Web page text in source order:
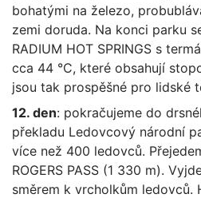
bohatými na železo,
zemi doruda. Na konci parku
RADIUM HOT SPRINGS s
cca 44 °C, které obsahují
jsou tak prospěšné pro lidské
12. den: pokračujeme do
překladu Ledovcový národní
více než 400 ledovců.
ROGERS PASS (1 330 m).
směrem k vrcholkům ledovců.